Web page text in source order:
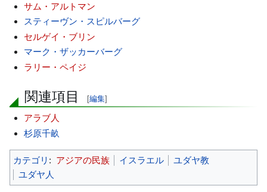
サム・アルトマン
スティーヴン・スピルバーグ
セルゲイ・ブリン
マーク・ザッカーバーグ
ラリー・ペイジ
関連項目 [編集]
アラブ人
杉原千畝
カテゴリ : アジアの民族 イスラエル
ユダヤ教
ユダヤ人